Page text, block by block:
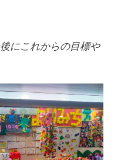
にこれからの目標や